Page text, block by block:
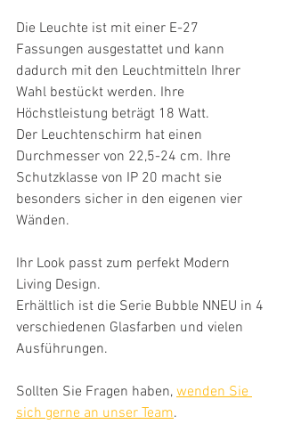
Die Leuchte ist mit einer E-27
Fassungen ausgestattet und kann
dadurch mit den Leuchtmitteln Ihrer
Wahl bestückt werden. Ihre
Höchstleistung beträgt 18 Watt.
Der Leuchtenschirm hat einen
Durchmesser von 22,5-24 cm. Ihre
Schutzklasse von IP 20 macht sie
besonders sicher in den eigenen vier
Wänden.
Ihr Look passt zum perfekt Modern
Living Design.
Erhältlich ist die Serie Bubble NNEU in 4
verschiedenen Glasfarben und vielen
Ausführungen.
Sollten Sie Fragen haben, wenden Sie
sich gerne an unser Team.